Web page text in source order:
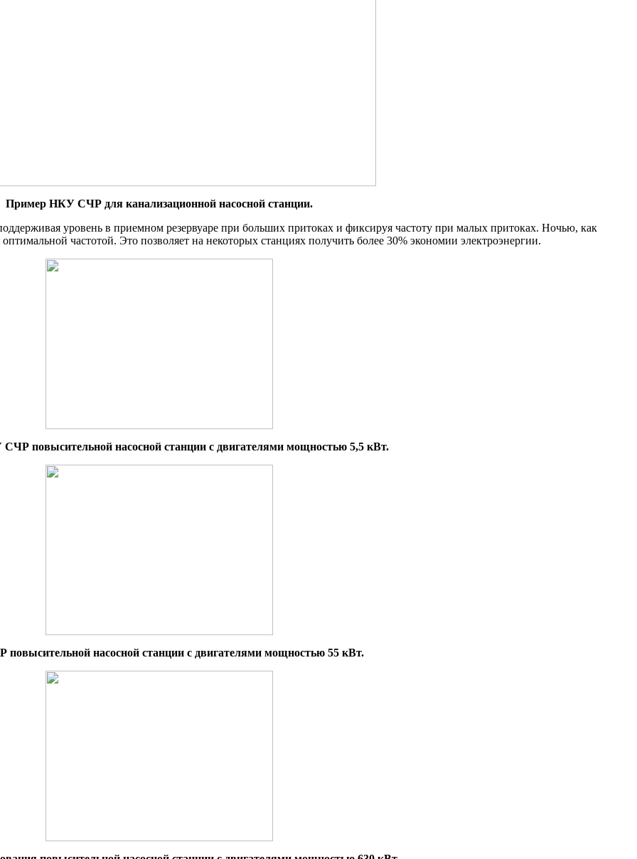
Пример НКУ СЧР для канализационной насосной станции.
уровень в приемном резервуаре при больших притоках и фиксируя частоту при малых притоках. Ночью, как
частотой. Это позволяет на некоторых станциях получить более 30% экономии электроэнергии.
повысительной насосной станции с двигателями мощностью 5,5 кВт.
насосной станции с двигателями мощностью 55 кВт.